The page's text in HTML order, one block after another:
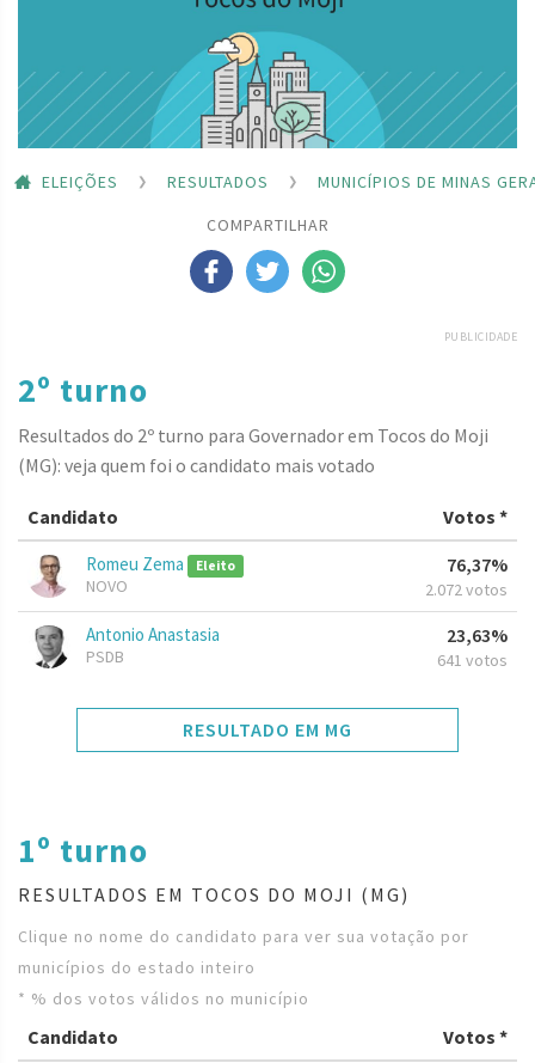
ELEIÇÕES RESULTADOS
MUNICÍPIOS DE MINAS
COMPARTILHAR
PUBLICIDADE
2º turno
Resultados do 2º turno para Governador em Tocos do Moji
(MG): veja quem foi o candidato mais votado
Candidato Votos *
Romeu Zema Eleito
NOVO
76,37%
2.072 votos
Antonio Anastasia
PSDB
23,63%
641 votos
RESULTADO EM MG
1º turno
RESULTADOS EM TOCOS DO MOJI (MG)
Clique no nome do candidato para ver sua votação por
municípios do estado inteiro
* % dos votos válidos no município
Candidato Votos *